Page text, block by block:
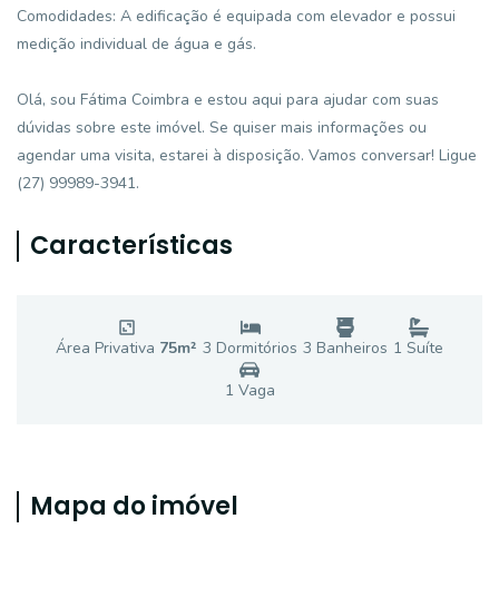
Comodidades: A edificação é equipada com elevador e possui
medição individual de água e gás.
Olá, sou Fátima Coimbra e estou aqui para ajudar com suas
dúvidas sobre este imóvel. Se quiser mais informações ou
agendar uma visita, estarei à disposição. Vamos conversar! Ligue
(27) 99989-3941.
Características
Área Privativa 75m² 3 Dormitórios 3 Banheiros 1 Suíte
1 Vaga
Mapa do imóvel